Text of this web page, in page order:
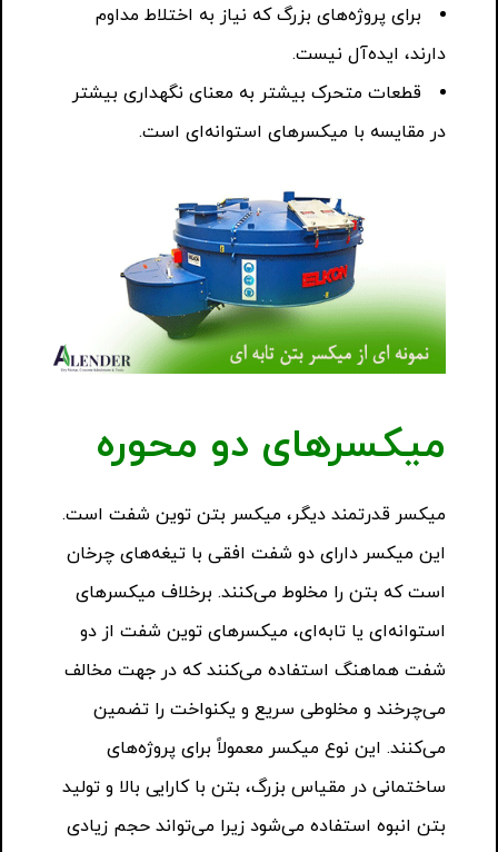
برای پروژه‌های بزرگ که نیاز به اختلاط مداوم
دارند، ایده‌آل نیست.
قطعات متحرک بیشتر به معنای نگهداری بیشتر
در مقایسه با میکسرهای استوانه‌ای است.
میکسرهای دو محوره
میکسر قدرتمند دیگر، میکسر بتن توین شفت است.
این میکسر دارای دو شفت افقی با تیغه‌های چرخان
است که بتن را مخلوط می‌کنند. برخلاف میکسرهای
استوانه‌ای یا تابه‌ای، میکسرهای توین شفت از دو
شفت هماهنگ استفاده می‌کنند که در جهت مخالف
می‌چرخند و مخلوطی سریع و یکنواخت را تضمین
می‌کنند. این نوع میکسر معمولاً برای پروژه‌های
ساختمانی در مقیاس بزرگ، بتن با کارایی بالا و تولید
بتن انبوه استفاده می‌شود زیرا می‌تواند حجم زیادی